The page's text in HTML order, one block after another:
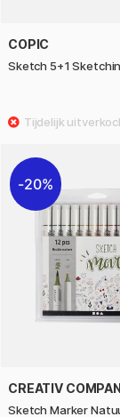
COPIC
Sketch 5+1
20%
CREATIV
Sketch Marker